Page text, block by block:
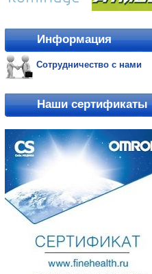
Информация
Сотрудничество с нами
Наши сертификаты